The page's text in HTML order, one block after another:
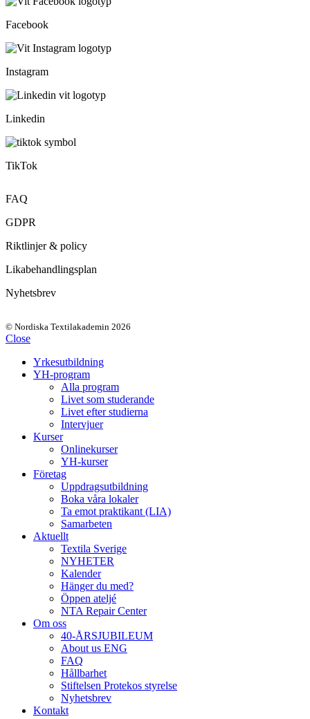
Facebook
Instagram
Linkedin
TikTok
FAQ
GDPR
Riktlinjer & policy
Likabehandlingsplan
Nyhetsbrev
© Nordiska Textilakademin 2026
Close
Yrkesutbildning
YH-program
Alla program
Livet som studerande
Livet efter studierna
Intervjuer
Kurser
Onlinekurser
YH-kurser
Företag
Uppdragsutbildning
Boka våra lokaler
Ta emot praktikant (LIA)
Samarbeten
Aktuellt
Textila Sverige
NYHETER
Kalender
Hänger du med?
Öppen ateljé
NTA Repair Center
Om oss
40-ÅRSJUBILEUM
About us ENG
FAQ
Hållbarhet
Stiftelsen Protekos styrelse
Nyhetsbrev
Kontakt